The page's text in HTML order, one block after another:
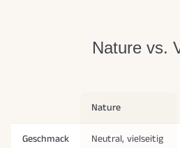
Nature vs.
Nature
Geschmack Neutral, vielseitig